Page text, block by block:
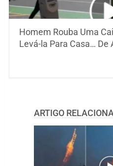
Homem Rouba Uma
Levá-la Para Casa… De
ARTIGO